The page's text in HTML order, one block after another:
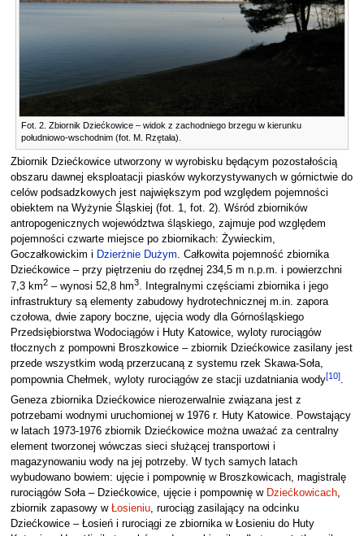
Fot. 2. Zbiornik Dziećkowice – widok z zachodniego brzegu w kierunku
południowo-wschodnim (fot. M. Rzętała).
Zbiornik Dziećkowice utworzony w wyrobisku będącym pozostałością
obszaru dawnej eksploatacji piasków wykorzystywanych w górnictwie do
celów podsadzkowych jest największym pod względem pojemności
obiektem na Wyżynie Śląskiej (fot. 1, fot. 2). Wśród zbiorników
antropogenicznych województwa śląskiego, zajmuje pod względem
pojemności czwarte miejsce po zbiornikach: Żywieckim,
Goczałkowickim i Dzierżnie Dużym . Całkowita pojemność zbiornika
Dziećkowice – przy piętrzeniu do rzędnej 234,5 m n.p.m. i powierzchni
7,3 km2– wynosi 52,8 hm3. Integralnymi częściami zbiornika i jego
infrastruktury są elementy zabudowy hydrotechnicznej m.in. zapora
czołowa, dwie zapory boczne, ujęcia wody dla Górnośląskiego
Przedsiębiorstwa Wodociągów i Huty Katowice, wyloty rurociągów
tłocznych z pompowni Broszkowice – zbiornik Dziećkowice zasilany jest
przede wszystkim wodą przerzucaną z systemu rzek Skawa-Soła,
pompownia Chełmek, wyloty rurociągów ze stacji uzdatniania wody[10].
Geneza zbiornika Dziećkowice nierozerwalnie związana jest z
potrzebami wodnymi uruchomionej w 1976 r. Huty Katowice. Powstający
w latach 1973-1976 zbiornik Dziećkowice można uważać za centralny
element tworzonej wówczas sieci służącej transportowi i
magazynowaniu wody na jej potrzeby. W tych samych latach
wybudowano bowiem: ujęcie i pompownię w Broszkowicach, magistralę
rurociągów Soła – Dziećkowice, ujęcie i pompownię w Dziećkowicach,
zbiornik zapasowy w Łosieniu, rurociąg zasilający na odcinku
Dziećkowice – Łosień i rurociągi ze zbiornika w Łosieniu do Huty